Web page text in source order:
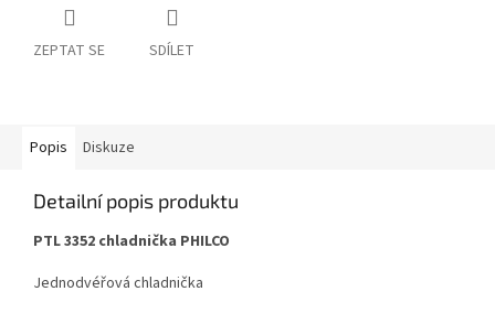
ZEPTAT SE SDÍLET
Popis Diskuze
Detailní popis produktu
PTL 3352 chladnička PHILCO
Jednodvéřová chladnička